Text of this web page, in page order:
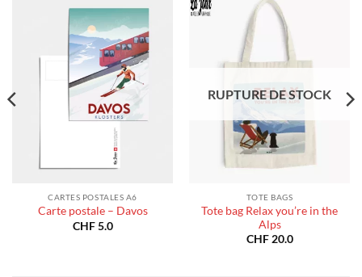
CARTES POSTALES A6
Carte postale – Davos
CHF5.0
RUPTURE DE STOCK
TOTE BAGS
Tote bag Relax you’re in the
Alps
CHF20.0